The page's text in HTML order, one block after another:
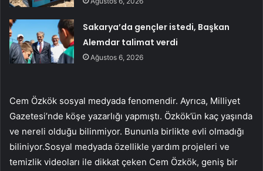
Sakarya’da gençler istedi, Başkan
Alemdar talimat verdi
Ağustos 6, 2026
Cem Özkök sosyal medyada fenomendir. Ayrıca, Milliyet
Gazetesi’nde köşe yazarlığı yapmıştı. Özkök’ün kaç yaşında
ve nereli olduğu bilinmiyor. Bununla birlikte evli olmadığı
biliniyor.Sosyal medyada özellikle yardım projeleri ve
temizlik videoları ile dikkat çeken Cem Özkök, geniş bir